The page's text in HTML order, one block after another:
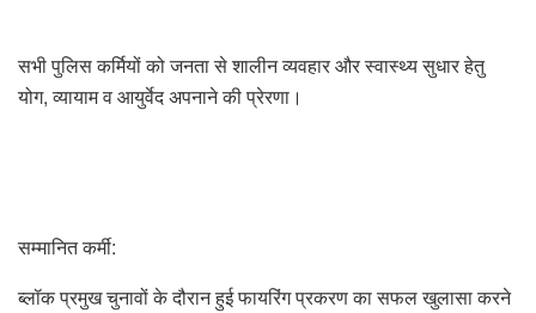
सभी पुलिस कर्मियों को जनता से शालीन व्यवहार और स्वास्थ्य सुधार हेतु
योग, व्यायाम व आयुर्वेद अपनाने की प्रेरणा।
सम्मानित कर्मी:
ब्लॉक प्रमुख चुनावों के दौरान हुई फायरिंग प्रकरण का सफल खुलासा करने